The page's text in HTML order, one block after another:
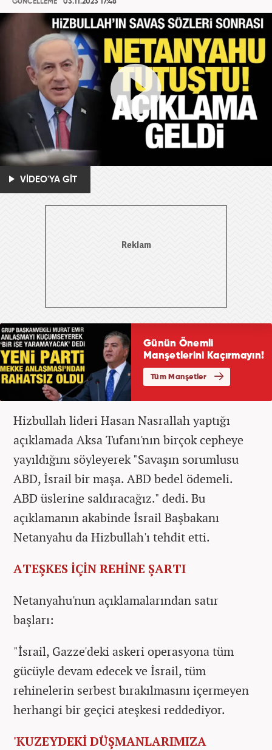
GÜNCELLEME
03.11.2023 17:48
VİDEO'YA GİT
Hizbullah lideri Hasan Nasrallah yaptığı
açıklamada Aksa Tufanı'nın birçok cepheye
yayıldığını söyleyerek "Savaşın sorumlusu
ABD, İsrail bir maşa. ABD bedel ödemeli.
ABD üslerine saldıracağız." dedi. Bu
açıklamanın akabinde İsrail Başbakanı
Netanyahu da Hizbullah'ı tehdit etti.
ATEŞKES İÇİN REHİNE ŞARTI
Netanyahu'nun açıklamalarından satır
başları:
"İsrail, Gazze'deki askeri operasyona tüm
gücüyle devam edecek ve İsrail, tüm
rehinelerin serbest bırakılmasını içermeyen
herhangi bir geçici ateşkesi reddediyor.
'KUZEYDEKİ DÜŞMANLARIMIZA